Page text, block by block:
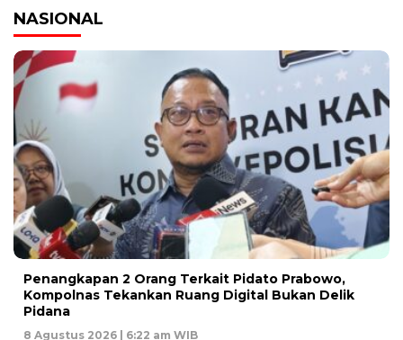
NASIONAL
Penangkapan 2 Orang Terkait Pidato Prabowo,
Kompolnas Tekankan Ruang Digital Bukan Delik
Pidana
8 Agustus 2026 | 6:22 am WIB